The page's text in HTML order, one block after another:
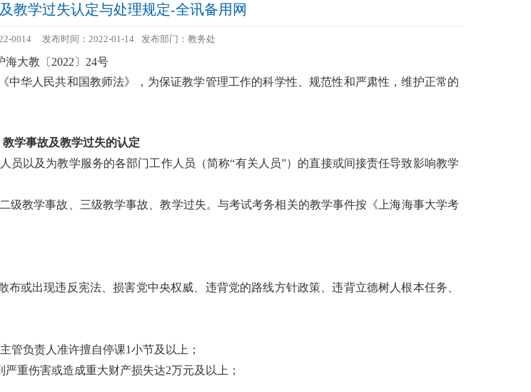
教学过失认定与处理规定-全讯备用网
0014 发布时间：2022-01-14 发布部门：教务处
海大教〔2022〕24号
华人民共和国教师法》，为保证教学管理工作的科学性、规范性和严肃性，维护正常的
学事故及教学过失的认定
以及为教学服务的各部门工作人员（简称“有关人员”）的直接或间接责任导致影响教学
级教学事故、三级教学事故、教学过失。与考试考务相关的教学事件按《上海海事大学考
布或出现违反宪法、损害党中央权威、违背党的路线方针政策、违背立德树人根本任务、
管负责人准许擅自停课1小节及以上；
重伤害或造成重大财产损失达2万元及以上；